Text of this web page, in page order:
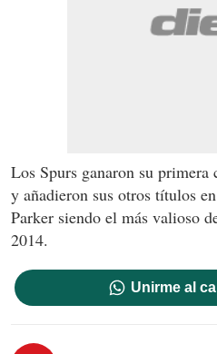
Los Spurs ganaron su
y añadieron sus otros títulos
Parker siendo el más valioso
2014.
Unirme al